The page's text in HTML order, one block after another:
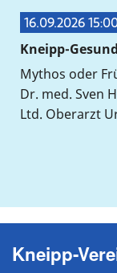
16.09.2026
Kneipp-
Mythos oder
Dr. med. Sven
Ltd. Oberarzt
Kneipp-